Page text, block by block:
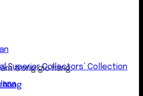
trong giỏ hàng.
hàng
Superior Collectors’ Collection